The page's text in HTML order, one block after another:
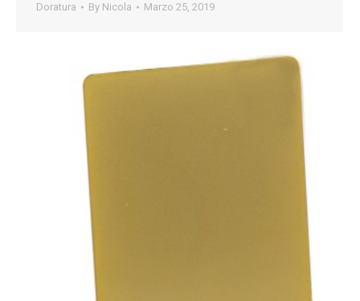
Doratura By Nicola Marzo 25, 2019